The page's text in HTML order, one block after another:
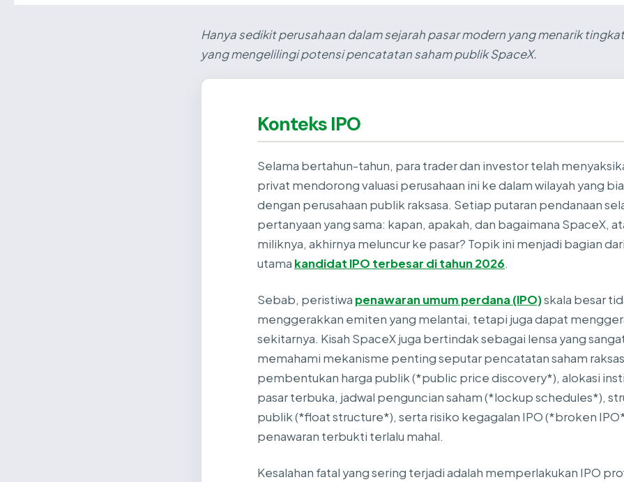
Hanya sedikit perusahaan dalam sejarah pasar modern yang menarik
yang mengelilingi potensi pencatatan saham publik SpaceX.
Konteks IPO
Selama bertahun-tahun, para trader dan investor telah
privat mendorong valuasi perusahaan ini ke dalam wilayah yang
dengan perusahaan publik raksasa. Setiap putaran pendanaan
pertanyaan yang sama: kapan, apakah, dan bagaimana SpaceX,
miliknya, akhirnya meluncur ke pasar? Topik ini menjadi bagian
utama kandidat IPO terbesar di tahun 2026.
Sebab, peristiwa penawaran umum perdana (IPO)skala besar
menggerakkan emiten yang melantai, tetapi juga dapat
sekitarnya. Kisah SpaceX juga bertindak sebagai lensa yang
memahami mekanisme penting seputar pencatatan saham
pembentukan harga publik (*public price discovery*), alokasi
pasar terbuka, jadwal penguncian saham (*lockup schedules*),
publik (*float structure*), serta risiko kegagalan IPO (*broken
penawaran terbukti terlalu mahal.
Kesalahan fatal yang sering terjadi adalah memperlakukan IPO